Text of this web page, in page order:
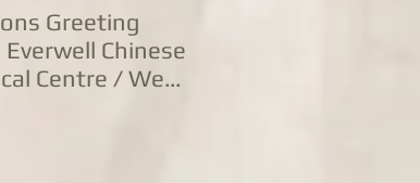
Greeting
Chinese
Centre / We